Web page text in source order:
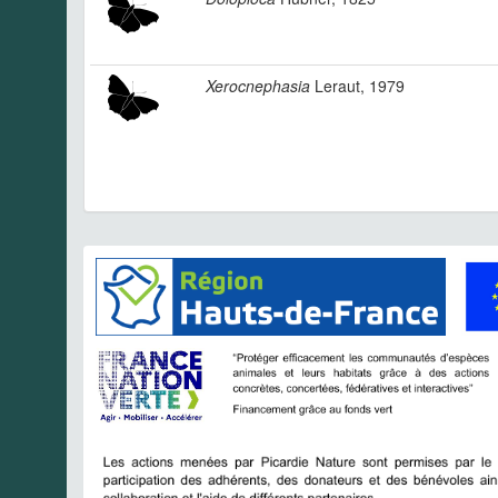
Xerocnephasia Leraut, 1979